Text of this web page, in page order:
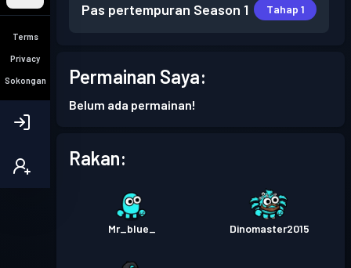
Terms
Privacy
Sokongan
Pas pertempuran Season 1 Tahap 1
Permainan Saya:
Belum ada permainan!
Rakan:
Mr_blue_ Dinomaster2015